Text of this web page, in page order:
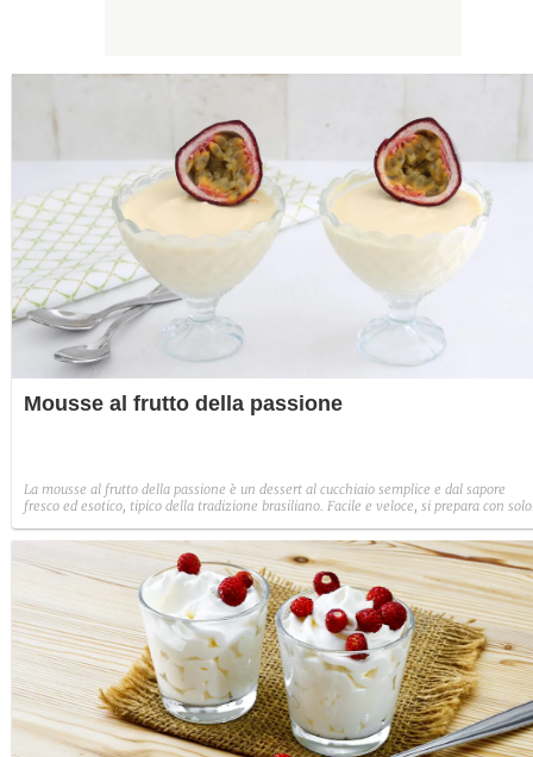
Mousse al frutto della passione
La mousse al frutto della passione è un dessert al cucchiaio semplice e dal sapore
fresco ed esotico, tipico della tradizione brasiliano. Facile e veloce, si prepara con solo